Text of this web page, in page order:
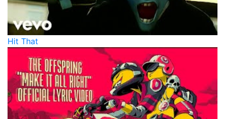
Hit That